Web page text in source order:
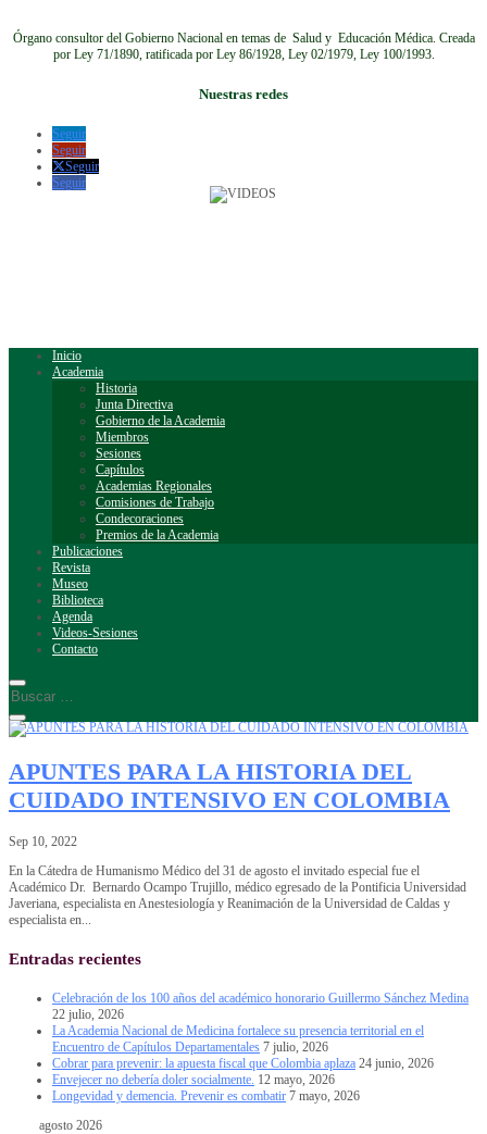
Órgano consultor del Gobierno Nacional en temas de Salud y Educación Médica. Creada
por Ley 71/1890, ratificada por Ley 86/1928, Ley 02/1979, Ley 100/1993.
Nuestras redes
Seguir
Seguir
Seguir
Seguir
Inicio
Academia
Historia
Junta Directiva
Gobierno de la Academia
Miembros
Sesiones
Capítulos
Academias Regionales
Comisiones de Trabajo
Condecoraciones
Premios de la Academia
Publicaciones
Revista
Museo
Biblioteca
Agenda
Videos-Sesiones
Contacto
APUNTES PARA LA HISTORIA DEL
CUIDADO INTENSIVO EN COLOMBIA
Sep 10, 2022
En la Cátedra de Humanismo Médico del 31 de agosto el invitado especial fue el
Académico Dr. Bernardo Ocampo Trujillo, médico egresado de la Pontificia Universidad
Javeriana, especialista en Anestesiología y Reanimación de la Universidad de Caldas y
especialista en...
Entradas recientes
Celebración de los 100 años del académico honorario Guillermo Sánchez Medina
22 julio, 2026
La Academia Nacional de Medicina fortalece su presencia territorial en el
Encuentro de Capítulos Departamentales 7 julio, 2026
Cobrar para prevenir: la apuesta fiscal que Colombia aplaza 24 junio, 2026
Envejecer no debería doler socialmente. 12 mayo, 2026
Longevidad y demencia. Prevenir es combatir 7 mayo, 2026
agosto 2026